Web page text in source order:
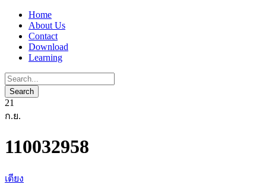
Home
About Us
Contact
Download
Learning
21
ก.ย.
110032958
เตียง